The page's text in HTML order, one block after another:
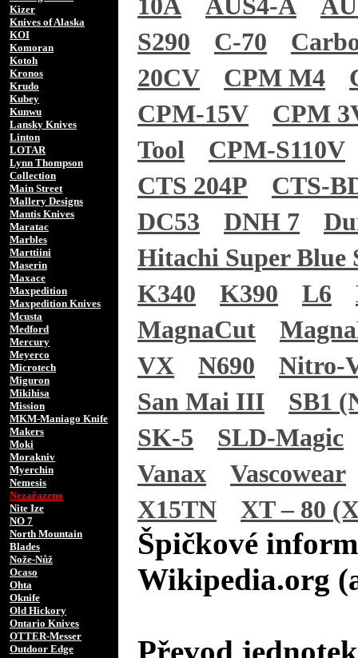
Kizer
Knives of Alaska
KOI
Komoran
Kotoh
Kronos
Krudo
Kubey
Kunwu
Lansky Knives
Linton
LOTAR
Lynn Thompson
Collection
Main Street
Mallery Designs
Mantis Knives
Maratac
Marbles
Marttiini
Maserin
Maxace
Maxpedition
Maxpedition Knives
Mcusta
Medford
Mercury
Meyerco
Microtech
Miguron
Mikihisa
Mission
MKM-Maniago Knife
Makers
Moki
Morakniv
Myerchin
Nemesis
Nezařazeno
Nite Ize
NO 7
North Mountain
Blades
Nože-Nůž
Ocaso
Ohta
Oknife
Old Hickory
Ontario Knives
OTTER-Messer
Outdoor Edge
10A
AUS4-A
S290
C-70
20CV
CPM M4
CPM-15V
CPM
Tool
CPM-S110V
CTS 204P
CTS-
DC53
DNH 7
Hitachi Super Blue
K340
K390 L6
MagnaCut
VX
N690
Nitro-
San Mai III
SB1
SK-5
SLD-Magic
Vanax
Vascowear
X15TN
XT – 80
Špičkové
Wikipedia.org